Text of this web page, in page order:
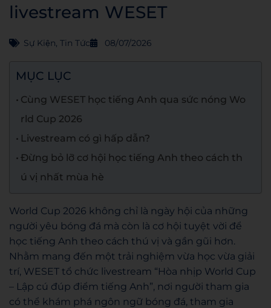
livestream WESET
Sự Kiện, Tin Tức 08/07/2026
MỤC LỤC
Cùng WESET học tiếng Anh qua sức nóng Wo
rld Cup 2026
Livestream có gì hấp dẫn?
Đừng bỏ lỡ cơ hội học tiếng Anh theo cách th
ú vị nhất mùa hè
World Cup 2026 không chỉ là ngày hội của những
người yêu bóng đá mà còn là cơ hội tuyệt vời để
học tiếng Anh theo cách thú vị và gần gũi hơn.
Nhằm mang đến một trải nghiệm vừa học vừa giải
trí, WESET tổ chức livestream “Hòa nhịp World Cup
– Lập cú đúp điểm tiếng Anh”, nơi người tham gia
có thể khám phá ngôn ngữ bóng đá, tham gia